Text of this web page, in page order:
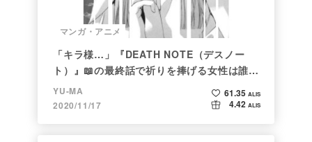
マンガ・アニメ
「キラ様…」『DEATH NOTE（デスノー
ト）』📖の最終話で祈りを捧げる女性は誰な
のか
YU-MA
2020/11/17
61.35 ALIS
4.42 ALIS